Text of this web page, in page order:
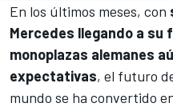
En los últimos meses, con
Mercedes llegando a su
monoplazas alemanes
expectativas, el futuro
mundo se ha convertido